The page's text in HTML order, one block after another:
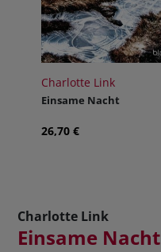
Charlotte Link
Einsame Nacht
26,70 €
Charlotte Link
Einsame Nacht